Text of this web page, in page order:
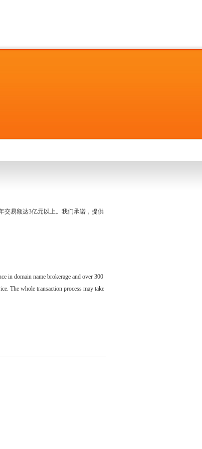
交易额达3亿元以上。我们承诺，提供
in domain name brokerage and over 300
The whole transaction process may take